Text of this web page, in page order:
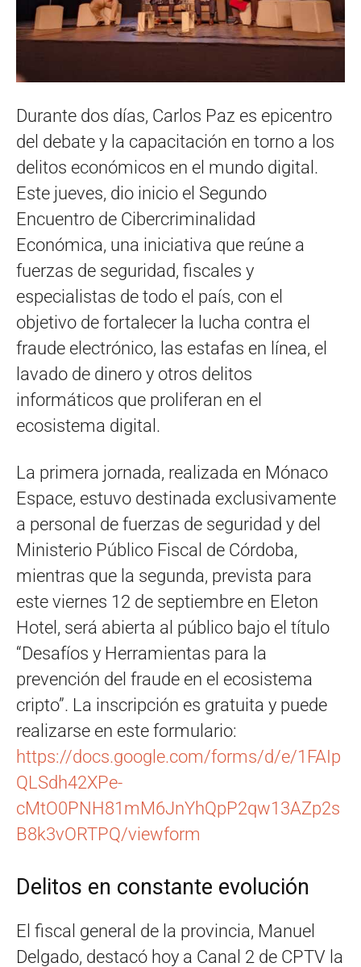
Durante dos días, Carlos Paz es epicentro
del debate y la capacitación en torno a los
delitos económicos en el mundo digital.
Este jueves, dio inicio el Segundo
Encuentro de Cibercriminalidad
Económica, una iniciativa que reúne a
fuerzas de seguridad, fiscales y
especialistas de todo el país, con el
objetivo de fortalecer la lucha contra el
fraude electrónico, las estafas en línea, el
lavado de dinero y otros delitos
informáticos que proliferan en el
ecosistema digital.
La primera jornada, realizada en Mónaco
Espace, estuvo destinada exclusivamente
a personal de fuerzas de seguridad y del
Ministerio Público Fiscal de Córdoba,
mientras que la segunda, prevista para
este viernes 12 de septiembre en Eleton
Hotel, será abierta al público bajo el título
“Desafíos y Herramientas para la
prevención del fraude en el ecosistema
cripto”. La inscripción es gratuita y puede
realizarse en este formulario:
https://docs.google.com/forms/d/e/1FAIp
QLSdh42XPe-
cMtO0PNH81mM6JnYhQpP2qw13AZp2s
B8k3vORTPQ/viewform
Delitos en constante evolución
El fiscal general de la provincia, Manuel
Delgado, destacó hoy a Canal 2 de CPTV la